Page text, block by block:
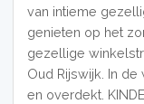
van intieme
genieten op het
gezellige
Oud Rijswijk. In
en overdekt.